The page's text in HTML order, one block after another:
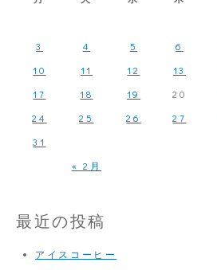
« 2月
3
4 5 6
10
11 12 13
17
18 19 20
24
25 26 27
31
最近の投稿
アイスコーヒー